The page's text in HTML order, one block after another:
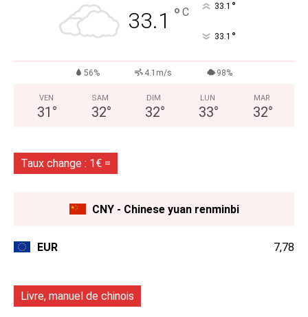
33.1 ° C 33.1 °
33.1 °
56% 4.1m/s 98%
VEN
31 °
SAM
32°
DIM
32°
LUN
33°
MAR
32°
Taux change : 1€ =
CNY - Chinese yuan renminbi
EUR 7,78
Livre, manuel de chinois